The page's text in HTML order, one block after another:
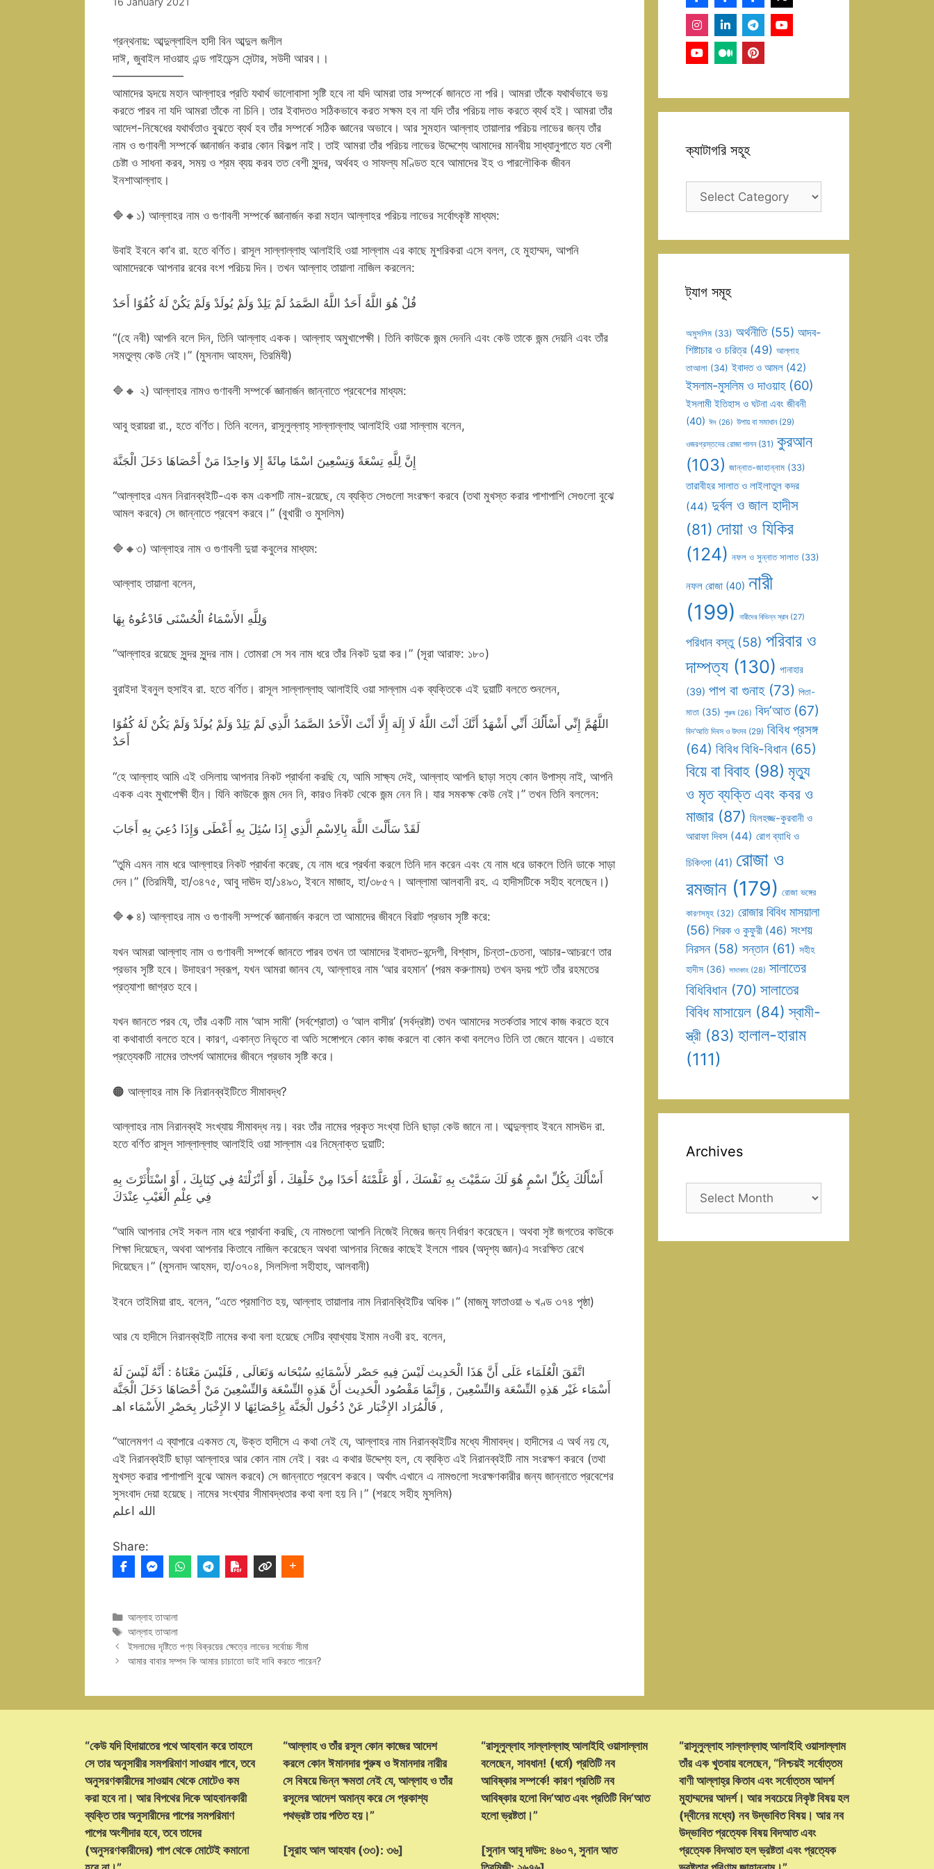
গ্রন্থনায়: আব্দুল্লাহিল হাদী বিন আব্দুল জলীল
দাঈ, জুবাইল দাওয়াহ এন্ড গাইডেন্স সেন্টার, সউদী আরব।।
——————
আমাদের হৃদয়ে মহান আল্লাহর প্রতি যথার্থ ভালোবাসা সৃষ্টি হবে না যদি আমরা তার সম্পর্কে জানতে না পরি। আমরা তাঁকে যথার্থভাবে ভয়
করতে পারব না যদি আমরা তাঁকে না চিনি। তার ইবাদতও সঠিকভাবে করত সক্ষম হব না যদি তাঁর পরিচয় লাভ করতে ব্যর্থ হই। আমরা তাঁর
আদেশ-নিষেধের যথার্থতাও বুঝতে ব্যর্থ হব তাঁর সম্পর্কে সঠিক জ্ঞানের অভাবে। আর সুমহান আল্লাহ তায়ালার পরিচয় লাভের জন্য তাঁর
নাম ও গুণাবলী সম্পর্কে জ্ঞানার্জন করার কোন বিকল্প নাই। তাই আমরা তাঁর পরিচয় লাভের উদ্দেশ্যে আমাদের মানবীয় সাধ্যানুপাতে যত বেশী
চেষ্টা ও সাধনা করব, সময় ও শ্রম ব্যয় করব তত বেশী সুন্দর, অর্থবহ ও সাফল্য মণ্ডিত হবে আমাদের ইহ ও পারলৌকিক জীবন
ইনশাআল্লাহ।
🔷🔸১) আল্লাহর নাম ও গুণাবলী সম্পর্কে জ্ঞানার্জন করা মহান আল্লাহর পরিচয় লাভের সর্বোৎকৃষ্ট মাধ্যম:
উবাই ইবনে কা’ব রা. হতে বর্ণিত। রাসূল সাল্লাল্লাহু আলাইহি ওয়া সাল্লাম এর কাছে মুশরিকরা এসে বলল, হে মুহাম্মদ, আপনি
আমাদেরকে আপনার রবের বংশ পরিচয় দিন। তখন আল্লাহ তায়ালা নাজিল করলেন:
قُلْ هُوَ اللَّهُ أَحَدٌ اللَّهُ الصَّمَدُ لَمْ يَلِدْ وَلَمْ يُولَدْ وَلَمْ يَكُنْ لَهُ كُفُوًا أَحَدٌ
“(হে নবী) আপনি বলে দিন, তিনি আল্লাহ একক। আল্লাহ অমুখাপেক্ষী। তিনি কাউকে জন্ম দেননি এবং কেউ তাকে জন্ম দেয়নি এবং তাঁর
সমতুল্য কেউ নেই।” (মুসনাদ আহমদ, তিরমিযী)
🔷🔸 ২) আল্লাহর নামও গুণাবলী সম্পর্কে জ্ঞানার্জন জান্নাতে প্রবেশের মাধ্যম:
আবু হুরায়রা রা., হতে বর্ণিত। তিনি বলেন, রাসূলুল্লাহ্ সাল্লাল্লাহু আলাইহি ওয়া সাল্লাম বলেন,
إِنَّ لِلَّهِ تِسْعَةً وَتِسْعِينَ اسْمًا مِائَةً إِلا وَاحِدًا مَنْ أَحْصَاهَا دَخَلَ الْجَنَّةَ
“আল্লাহর এমন নিরানব্বইটি-এক কম একশটি নাম-রয়েছে, যে ব্যক্তি সেগুলো সংরক্ষণ করবে (তথা মুখস্ত করার পাশাপাশি সেগুলো বুঝে
আমল করবে) সে জান্নাতে প্রবেশ করবে।” (বুখারী ও মুসলিম)
🔷🔸৩) আল্লাহর নাম ও গুণাবলী দুয়া কবুলের মাধ্যম:
আল্লাহ তায়ালা বলেন,
وَلِلَّهِ الأَسْمَاءُ الْحُسْنَى فَادْعُوهُ بِهَا
“আল্লাহর রয়েছে সুন্দর সুন্দর নাম। তোমরা সে সব নাম ধরে তাঁর নিকট দুয়া কর।” (সূরা আরাফ: ১৮০)
বুরাইদা ইবনুল হুসাইব রা. হতে বর্ণিত। রাসূল সাল্লাল্লাহু আলাইহি ওয়া সাল্লাম এক ব্যক্তিকে এই দুয়াটি বলতে শুনলেন,
اللَّهُمَّ إِنِّي أَسْأَلُكَ أَنِّي أَشْهَدُ أَنَّكَ أَنْتَ اللَّهُ لَا إِلَهَ إِلَّا أَنْتَ الْأَحَدُ الصَّمَدُ الَّذِي لَمْ يَلِدْ وَلَمْ يُولَدْ وَلَمْ يَكُنْ لَهُ كُفُوًا
أَحَدٌ
“হে আল্লাহ আমি এই ওসিলায় আপনার নিকট প্রার্থনা করছি যে, আমি সাক্ষ্য দেই, আল্লাহ আপনি ছাড়া সত্য কোন উপাস্য নাই, আপনি
একক এবং মুখাপেক্ষী হীন। যিনি কাউকে জন্ম দেন নি, কারও নিকট থেকে জন্ম নেন নি। যার সমকক্ষ কেউ নেই।” তখন তিনি বললেন:
لَقَدْ سَأَلْتَ اللَّهَ بِالِاسْمِ الَّذِي إِذَا سُئِلَ بِهِ أَعْطَى وَإِذَا دُعِيَ بِهِ أَجَابَ
“তুমি এমন নাম ধরে আল্লাহর নিকট প্রার্থনা করেছ, যে নাম ধরে প্রর্থনা করলে তিনি দান করেন এবং যে নাম ধরে ডাকলে তিনি ডাকে সাড়া
দেন।” (তিরমিযী, হা/৩৪৭৫, আবু দাঊদ হা/১৪৯৩, ইবনে মাজাহ, হা/৩৮৫৭। আল্লামা আলবানী রহ. এ হাদীসটিকে সহীহ বলেছেন।)
🔷🔸৪) আল্লাহর নাম ও গুণাবলী সম্পর্কে জ্ঞানার্জন করলে তা আমাদের জীবনে বিরাট প্রভাব সৃষ্টি করে:
যখন আমরা আল্লাহ নাম ও গুণাবলী সম্পর্কে জানতে পারব তখন তা আমাদের ইবাদত-বন্দেগী, বিশ্বাস, চিন্তা-চেতনা, আচার-আচরণে তার
প্রভাব সৃষ্টি হবে। উদাহরণ স্বরূপ, যখন আমরা জানব যে, আল্লাহর নাম ‘আর রহমান’ (পরম করুণাময়) তখন হৃদয় পটে তাঁর রহমতের
প্রত্যাশা জাগ্রত হবে।
যখন জানতে পরব যে, তাঁর একটি নাম ‘আস সামী’ (সর্বশ্রোতা) ও ‘আল বাসীর’ (সর্বদ্রষ্টা) তখন আমাদের সতর্কতার সাথে কাজ করতে হবে
বা কথাবার্তা বলতে হবে। কারণ, একান্ত নিভৃতে বা অতি সঙ্গোপনে কোন কাজ করলে বা কোন কথা বললেও তিনি তা জেনে যাবেন। এভাবে
প্রত্যেকটি নামের তাৎপর্য আমাদের জীবনে প্রভাব সৃষ্টি করে।
🟠 আল্লাহর নাম কি নিরানব্বইটিতে সীমাবদ্ধ?
আল্লাহর নাম নিরানব্বই সংখ্যায় সীমাবদ্ধ নয়। বরং তাঁর নামের প্রকৃত সংখ্যা তিনি ছাড়া কেউ জানে না। আব্দুল্লাহ ইবনে মাসঊদ রা.
হতে বর্ণিত রাসূল সাল্লাল্লাহু আলাইহি ওয়া সাল্লাম এর নিম্নোক্ত দুয়াটি:
أَسْأَلُكَ بِكُلِّ اسْمٍ هُوَ لَكَ سَمَّيْتَ بِهِ نَفْسَكَ ، أَوْ عَلَّمْتَهُ أَحَدًا مِنْ خَلْقِكَ ، أَوْ أَنْزَلْتَهُ فِي كِتَابِكَ ، أَوْ اسْتَأْثَرْتَ بِهِ
فِي عِلْمِ الْغَيْبِ عِنْدَكَ
“আমি আপনার সেই সকল নাম ধরে প্রার্থনা করছি, যে নামগুলো আপনি নিজেই নিজের জন্য নির্ধারণ করেছেন। অথবা সৃষ্ট জগতের কাউকে
শিক্ষা দিয়েছেন, অথবা আপনার কিতাবে নাজিল করেছেন অথবা আপনার নিজের কাছেই ইলমে গায়ব (অদৃশ্য জ্ঞান)এ সংরক্ষিত রেখে
দিয়েছেন।” (মুসনাদ আহমদ, হা/৩৭০৪, সিলসিলা সহীহাহ, আলবানী)
ইবনে তাইমিয়া রাহ. বলেন, “এতে প্রমাণিত হয়, আল্লাহ তায়ালার নাম নিরানব্বিইটির অধিক।” (মাজমু ফাতাওয়া ৬ খণ্ড ৩৭৪ পৃষ্ঠা)
আর যে হাদীসে নিরানব্বইটি নামের কথা বলা হয়েছে সেটির ব্যাখ্যায় ইমাম নওবী রহ. বলেন,
اتَّفَقَ الْعُلَمَاء عَلَى أَنَّ هَذَا الْحَدِيث لَيْسَ فِيهِ حَصْر لأَسْمَائِهِ سُبْحَانه وَتَعَالَى , فَلَيْسَ مَعْنَاهُ : أَنَّهُ لَيْسَ لَهُ
أَسْمَاء غَيْر هَذِهِ التِّسْعَة وَالتِّسْعِينَ , وَإِنَّمَا مَقْصُود الْحَدِيث أَنَّ هَذِهِ التِّسْعَة وَالتِّسْعِينَ مَنْ أَحْصَاهَا دَخَلَ الْجَنَّة
, فَالْمُرَاد الإِخْبَار عَنْ دُخُول الْجَنَّة بِإِحْصَائِهَا لا الإِخْبَار بِحَصْرِ الأَسْمَاء اهـ
“আলেমগণ এ ব্যাপারে একমত যে, উক্ত হাদীসে এ কথা নেই যে, আল্লাহর নাম নিরানব্বইটির মধ্যে সীমাবদ্ধ। হাদীসের এ অর্থ নয় যে,
এই নিরানব্বইটি ছাড়া আল্লাহর আর কোন নাম নেই। বরং এ কথার উদ্দেশ্য হল, যে ব্যক্তি এই নিরানব্বইটি নাম সংরক্ষণ করবে (তথা
মুখস্ত করার পাশাপাশি বুঝে আমল করবে) সে জান্নাতে প্রবেশ করবে। অর্থাৎ এখানে এ নামগুলো সংরক্ষণকারীর জন্য জান্নাতে প্রবেশের
সুসংবাদ দেয়া হয়েছে। নামের সংখ্যার সীমাবদ্ধতার কথা বলা হয় নি।” (শরহে সহীহ মুসলিম)
الله اعلم
Share:
Categories
আল্লাহ তাআলা
Tags
আল্লাহ তাআলা
ইসলামের দৃষ্টিতে পণ্য বিক্রয়ের ক্ষেত্রে লাভের সর্বোচ্চ সীমা
আমার বাবার সম্পদ কি আমার চাচাতো ভাই দাবি করতে পারেন?
ক্যাটাগরি সহূহ
ক্যাটাগরি
ট্যাগ সমূহ
অমুসলিম (33) অর্থনীতি(55) আদব-
শিষ্টাচার ও চরিত্র(49) আল্লাহ
তাআলা (34) ইবাদত ও আমল (42)
ইসলাম-মুসলিম ও দাওয়াহ(60)
ইসলামী ইতিহাস ও ঘটনা এবং জীবনী
(40) ঈদ (26) উপায় বা সমাধান(29)
ওজরগ্রস্তদের রোজা পালন(31) কুরআন
(103) জান্নাত-জাহান্নাম (33)
তারাবীহর সালাত ও লাইলাতুল কদর
(44) দুর্বল ও জাল হাদীস
(81) দোয়া ও যিকির
(124) নফল ও সুন্নাত সালাত(33)
নফল রোজা (40) নারী
(199) নারীদের বিভিন্ন স্রাব(27)
পরিধান বস্তু(58) পরিবার ও
দাম্পত্য (130) পানাহার
(39) পাপ বা গুনাহ(73) পিতা-
মাতা (35) পুরুষ (26) বিদ’আত(67)
বিদ’আতি দিবস ও উৎসব (29) বিবিধ প্রসঙ্গ
(64) বিবিধ বিধি-বিধান(65)
বিয়ে বা বিবাহ (98) মৃত্যু
ও মৃত ব্যক্তি এবং কবর ও
মাজার (87) যিলহজ্জ-কুরবানী ও
আরাফা দিবস (44) রোগ ব্যাধি ও
চিকিৎসা (41) রোজা ও
রমজান(179) রোজা ভঙ্গের
কারণসমূহ (32) রোজার বিবিধ মাসয়ালা
(56) শিরক ও কুফুরী (46) সংশয়
নিরসন (58) সন্তান (61) সহীহ
হাদীস (36) সাদাকাহ (28) সালাতের
বিধিবিধান (70) সালাতের
বিবিধ মাসায়েল (84) স্বামী-
স্ত্রী (83) হালাল-হারাম
(111)
Archives
Archives
“কেউ যদি হিদায়াতের পথে আহবান করে তাহলে
সে তার অনুসারীর সমপরিমাণ সাওয়াব পাবে, তবে
অনুসরণকারীদের সাওয়াব থেকে মোটেও কম
করা হবে না। আর বিপথের দিকে আহবানকারী
ব্যক্তি তার অনুসারীদের পাপের সমপরিমাণ
পাপের অংশীদার হবে, তবে তাদের
(অনুসরণকারীদের) পাপ থেকে মোটেই কমানো
“আল্লাহ ও তাঁর রসূল কোন কাজের আদেশ
করলে কোন ঈমানদার পুরুষ ও ঈমানদার নারীর
সে বিষয়ে ভিন্ন ক্ষমতা নেই যে, আল্লাহ ও তাঁর
রসূলের আদেশ অমান্য করে সে প্রকাশ্য
পথভ্রষ্ট তায় পতিত হয়।”
[সূরাহ আল আহযাব (৩৩): ৩৬]
“রাসূলুল্লাহ সাল্লাল্লাহু আলাইহি ওয়াসাল্লাম
বলেছেন, সাবধান! (ধর্মে) প্রতিটি নব
আবিষ্কার সম্পর্কে! কারণ প্রতিটি নব
আবিষ্কার হলো বিদ‘আত এবং প্রতিটি বিদ‘আত
হলো ভ্রষ্টতা।”
[সুনান আবূ দাউদ: ৪৬০৭, সুনান আত
“রাসূলুল্লাহ সাল্লাল্লাহু আলাইহি ওয়াসাল্লাম
তাঁর এক খুতবায় বলেছেন, “নিশ্চয়ই সর্বোত্তম
বাণী আল্লাহ্‌র কিতাব এবং সর্বোত্তম আদর্শ
মুহাম্মদের আদর্শ। আর সবচেয়ে নিকৃষ্ট বিষয় হল
(দ্বীনের মধ্যে) নব উদ্ভাবিত বিষয়। আর নব
উদ্ভাবিত প্রত্যেক বিষয় বিদআত এবং
প্রত্যেক বিদআত হল ভ্রষ্টতা এবং প্রত্যেক